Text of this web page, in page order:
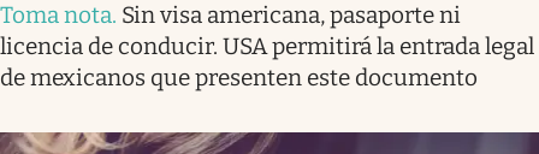
Toma nota. Sin visa americana, pasaporte ni
licencia de conducir. USA permitirá la entrada legal
de mexicanos que presenten este documento